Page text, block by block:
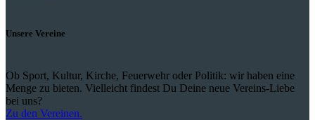
Unsere Vereine
Ob Sport, Kultur, Kirche, Feuerwehr oder Politik: wir haben eine
Menge zu bieten. Vielleicht findest Du Deine neue Vereins-Liebe
bei uns?
Zu den Vereinen.